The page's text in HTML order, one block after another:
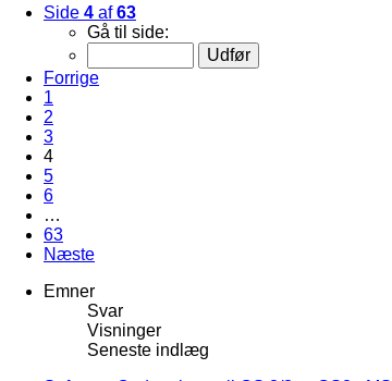
Side 4 af63
Gå til side:
Forrige
1
2
3
4
5
6
…
63
Næste
Emner
Svar
Visninger
Seneste indlæg